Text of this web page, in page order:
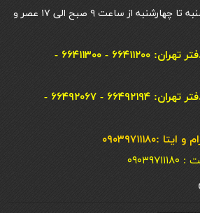
ساعات کاری: همه روزه شنبه تا چهارشنبه از ساعت ۹ صبح الی ۱۷ عصر و
تلفن های تماس دفتر تهران: ۶۶۴۱۱۲۰۰ - ۶۶۴۱۱۳۰۰ -
تلفن های تماس دفتر تهران: ۶۶۴۹۲۱۹۴ - ۶۶۴۹۲۰۶۷ -